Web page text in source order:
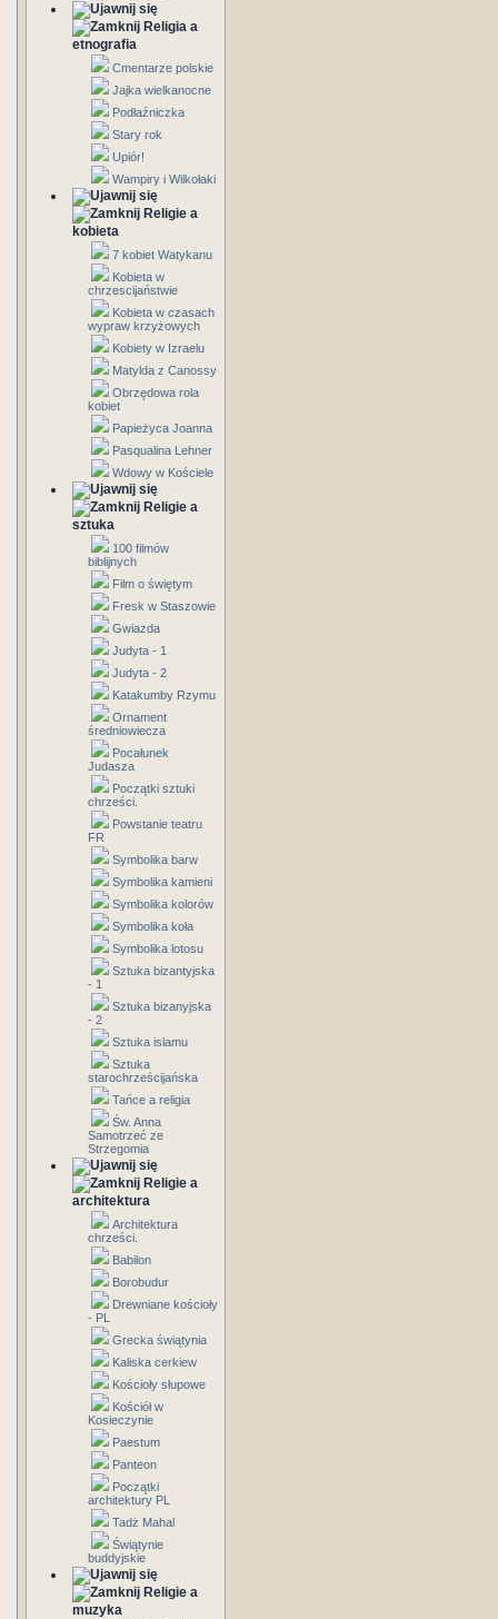
Religia a
etnografia
Cmentarze polskie
Jajka wielkanocne
Podłaźniczka
Stary rok
Upiór!
Wampiry i Wilkołaki
Religie a
kobieta
7 kobiet Watykanu
Kobieta w
chrzescijaństwie
Kobieta w czasach
wypraw krzyżowych
Kobiety w Izraelu
Matylda z Canossy
Obrzędowa rola
kobiet
Papieżyca Joanna
Pasqualina Lehner
Wdowy w Kościele
Religie a
sztuka
100 filmów
biblijnych
Film o świętym
Fresk w Staszowie
Gwiazda
Judyta - 1
Judyta - 2
Katakumby Rzymu
Ornament
średniowiecza
Pocałunek
Judasza
Początki sztuki
chrześci.
Powstanie teatru
FR
Symbolika barw
Symbolika kamieni
Symbolika kolorów
Symbolika koła
Symbolika lotosu
Sztuka bizantyjska
- 1
Sztuka bizanyjska
- 2
Sztuka islamu
Sztuka
starochrześcijańska
Tańce a religia
Św. Anna
Samotrzeć ze
Strzegomia
Religie a
architektura
Architektura
chrześci.
Babilon
Borobudur
Drewniane kościoły
- PL
Grecka świątynia
Kaliska cerkiew
Kościoły słupowe
Kościół w
Kosieczynie
Paestum
Panteon
Początki
architektury PL
Tadż Mahal
Świątynie
buddyjskie
Religie a
muzyka